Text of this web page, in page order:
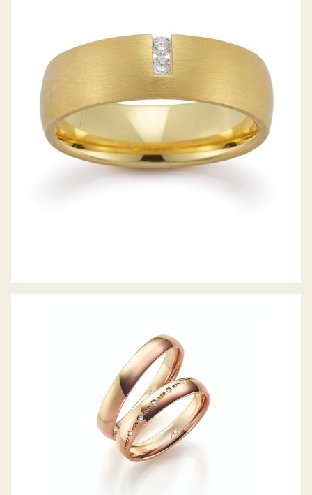
GERSTNER TRAURINGE
GERSTNER TRAURINGE